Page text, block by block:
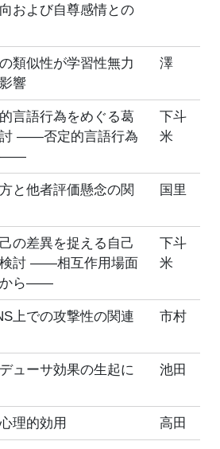
および自尊感情との
類似性が学習性無力
響
澤
言語行為をめぐる葛
――否定的言語行為
――
下斗
米
と他者評価懸念の関
国里
の差異を捉える自己
討 ――相互作用場面
から――
下斗
米
上での攻撃性の関連
市村
ューサ効果の生起に
池田
理的効用 高田